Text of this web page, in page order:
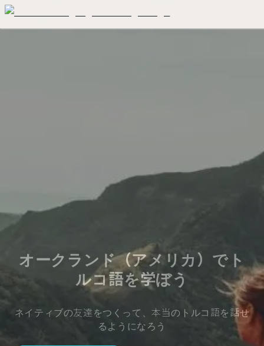
オークランド（アメリカ）でト
ルコ語を学ぼう
ネイティブの友達をつくって、本当のトルコ語を話せ
るようになろう